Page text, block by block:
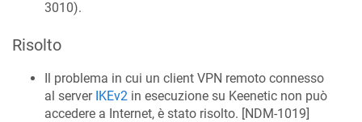
3010).
Risolto
Il problema in cui un client VPN remoto connesso
al server IKEv2 in esecuzione su Keenetic non può
accedere a Internet, è stato risolto. [NDM-1019]